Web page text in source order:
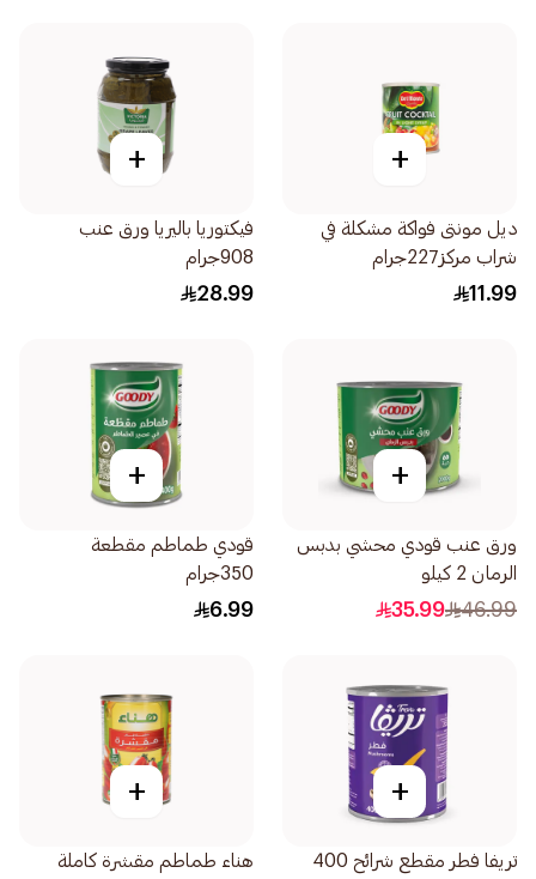
+
ديل مونتى فواكة مشكلة في
شراب مركز227جرام
11.99
+
فيكتوريا باليريا ورق عنب
908جرام
28.99
+
ورق عنب قودي محشي بدبس
الرمان 2 كيلو
46.99
35.99
+
قودي طماطم مقطعة
350جرام
6.99
+
تريفا فطر مقطع شرائح 400
+
هناء طماطم مقشرة كاملة